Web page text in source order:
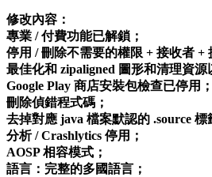
修改內容：
專業 / 付費功能已解鎖；
停用 / 刪除不需要的權限 + 接收者 +
最佳化和 zipaligned 圖形和清理資源
Google Play 商店安裝包檢查已停用；
刪除偵錯程式碼；
去掉對應 java 檔案默認的 .source 標
分析 / Crashlytics 停用；
AOSP 相容模式；
語言：完整的多國語言；